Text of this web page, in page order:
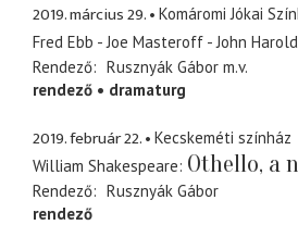
2019. március 29.
Komáromi Jókai
Fred Ebb - Joe Masteroff - John
Rendező Rusznyák Gábor m.v.
rendező
dramaturg
2019. február 22.
Kecskeméti színház
William Shakespeare Othello, a
Rendező
Rusznyák Gábor
rendező